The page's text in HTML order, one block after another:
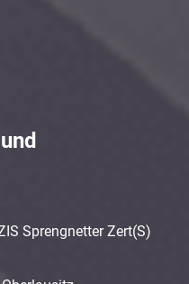
Sprengnetter Zert(S)